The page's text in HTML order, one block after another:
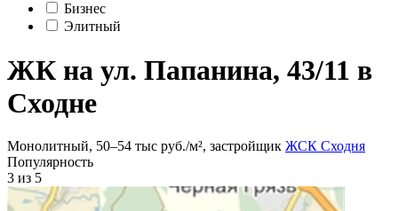
Бизнес
Элитный
ЖК на ул. Папанина, 43/11 в
Сходне
Монолитный, 50‒54 тыс руб./м², застройщик ЖСК Сходня
Популярность
3 из 5